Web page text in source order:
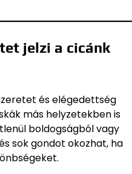
jelzi a cicánk
és elégedettség
más helyzetekben is
boldogságból vagy
sok gondot okozhat, ha